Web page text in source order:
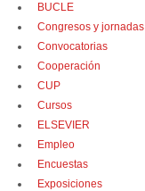
BUCLE
Congresos y jornadas
Convocatorias
Cooperación
CUP
Cursos
ELSEVIER
Empleo
Encuestas
Exposiciones